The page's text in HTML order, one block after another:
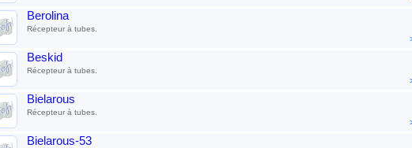
Berolina
Récepteur à tubes.
Beskid
Récepteur à tubes.
Bielarous
Récepteur à tubes.
Bielarous-53